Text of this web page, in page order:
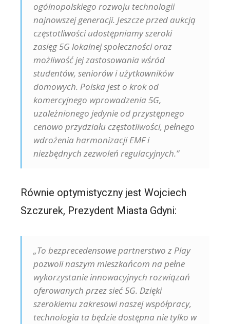
ogólnopolskiego rozwoju technologii
najnowszej generacji. Jeszcze przed aukcją
częstotliwości udostępniamy szeroki
zasięg 5G lokalnej społeczności oraz
możliwość jej zastosowania wśród
studentów, seniorów i użytkowników
domowych. Polska jest o krok od
komercyjnego wprowadzenia 5G,
uzależnionego jedynie od przystępnego
cenowo przydziału częstotliwości, pełnego
wdrożenia harmonizacji EMF i
niezbędnych zezwoleń regulacyjnych.”
Równie optymistyczny jest Wojciech
Szczurek, Prezydent Miasta Gdyni:
„To bezprecedensowe partnerstwo z Play
pozwoli naszym mieszkańcom na pełne
wykorzystanie innowacyjnych rozwiązań
oferowanych przez sieć 5G. Dzięki
szerokiemu zakresowi naszej współpracy,
technologia ta będzie dostępna nie tylko w